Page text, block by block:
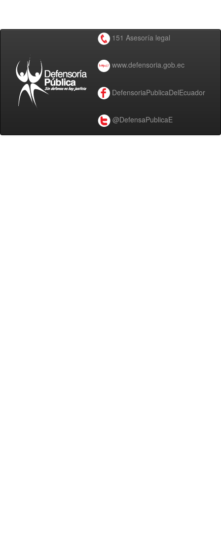
151 Asesoría legal
www.defensoria.gob.ec
DefensoriaPublicaDelEcuador
@DefensaPublicaE